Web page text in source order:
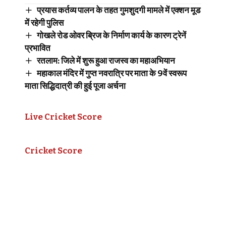
प्रयास कर्तव्य पालन के तहत गुमशुदगी मामले में एक्शन मूड
में रहेगी पुलिस
गोखले रोड ओवर ब्रिज के निर्माण कार्य के कारण ट्रेनें
प्रभावित
रतलाम: जिले में शुरू हुआ राजस्व का महाअभियान
महाकाल मंदिर में गुप्त नवरात्रि पर माता के 9वें स्वरूप
माता सिद्धिदात्री की हुई पूजा अर्चना
Live Cricket Score
Cricket Score